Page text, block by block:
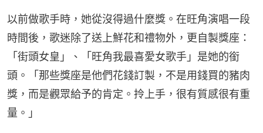
以前做歌手時，她從沒得過什麼獎。在旺角演唱一段
時間後，歌迷除了送上鮮花和禮物外，更自製獎座：
「街頭女皇」、「旺角我最喜愛女歌手」是她的銜
頭。「那些獎座是他們花錢訂製，不是用錢買的豬肉
獎，而是觀眾給予的肯定。拎上手，很有質感很有重
量。」